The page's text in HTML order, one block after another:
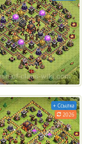
+ Ссылка
2026